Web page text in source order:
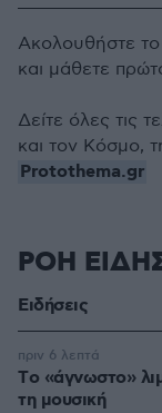
Ακολουθήστε το
και μάθετε
Δείτε όλες τις
και τον Κόσμο,
Protothema.gr
ΡΟΗ
Ειδήσεις
Tο «άγνωστο»
τη μουσική
πριν 6 λεπτά